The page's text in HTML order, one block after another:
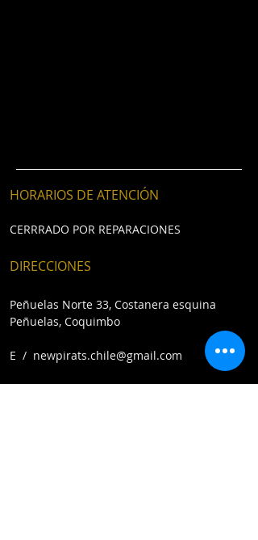
HORARIOS DE ATENCIÓN
CERRRADO POR REPARACIONES
DIRECCIONES
Peñuelas Norte 33, Costanera esquina
Peñuelas, Coquimbo​
E / newpirats.chile@gmail.com